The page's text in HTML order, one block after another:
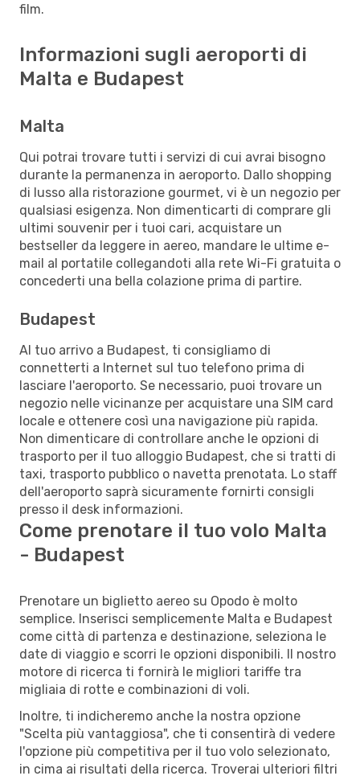
film.
Informazioni sugli aeroporti di
Malta e Budapest
Malta
Qui potrai trovare tutti i servizi di cui avrai bisogno
durante la permanenza in aeroporto. Dallo shopping
di lusso alla ristorazione gourmet, vi è un negozio per
qualsiasi esigenza. Non dimenticarti di comprare gli
ultimi souvenir per i tuoi cari, acquistare un
bestseller da leggere in aereo, mandare le ultime e-
mail al portatile collegandoti alla rete Wi-Fi gratuita o
concederti una bella colazione prima di partire.
Budapest
Al tuo arrivo a Budapest, ti consigliamo di
connetterti a Internet sul tuo telefono prima di
lasciare l'aeroporto. Se necessario, puoi trovare un
negozio nelle vicinanze per acquistare una SIM card
locale e ottenere così una navigazione più rapida.
Non dimenticare di controllare anche le opzioni di
trasporto per il tuo alloggio Budapest, che si tratti di
taxi, trasporto pubblico o navetta prenotata. Lo staff
dell'aeroporto saprà sicuramente fornirti consigli
presso il desk informazioni.
Come prenotare il tuo volo Malta
- Budapest
Prenotare un biglietto aereo su Opodo è molto
semplice. Inserisci semplicemente Malta e Budapest
come città di partenza e destinazione, seleziona le
date di viaggio e scorri le opzioni disponibili. Il nostro
motore di ricerca ti fornirà le migliori tariffe tra
migliaia di rotte e combinazioni di voli.
Inoltre, ti indicheremo anche la nostra opzione
"Scelta più vantaggiosa", che ti consentirà di vedere
l'opzione più competitiva per il tuo volo selezionato,
in cima ai risultati della ricerca. Troverai ulteriori filtri